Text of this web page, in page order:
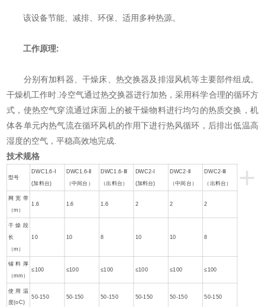
该设备节能、减排、环保、适用多种热源。
工作原理:
分别有加料器、干燥床、热交换器及排湿风机等主要部件组成。
干燥机工作时.冷空气通过热交换器进行加热，采用科学合理的循环方
式，使热空气穿流通过床面上的被干燥物料进行均匀的热质交换，机
体各单元内热气流在循环风机的作用下进行热风循环，后排出低温高
湿度的空气，平稳高效地完成.
技术规格
+
型号
DWC1.6-Ⅰ
(加料台)
DWC1.6-Ⅱ
（中间台）
DWC1.6-Ⅲ
（出料台）
DWC2-Ⅰ
(加料台)
DWC2-Ⅱ
（中间台）
DWC2-Ⅲ
（出料台）
网宽带
（m）
1.6 1.6 1.6 2 2 2
干燥段
长
（m）
10 10 8 10 10 8
铺料厚
（mm）
≤100 ≤100 ≤100 ≤100 ≤100 ≤100
使用温
度(oC)
50-150 50-150 50-150 50-150 50-150 50-150